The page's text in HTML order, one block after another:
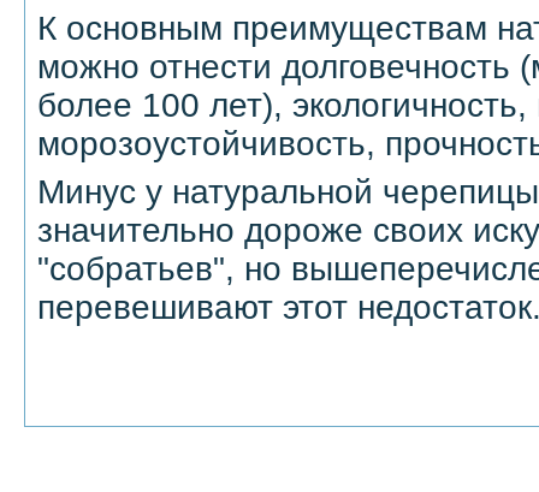
К основным преимуществам
можно отнести долговечность
более 100 лет), экологичность,
морозоустойчивость,
Минус у натуральной
значительно дороже своих
"собратьев", но
перевешивают этот